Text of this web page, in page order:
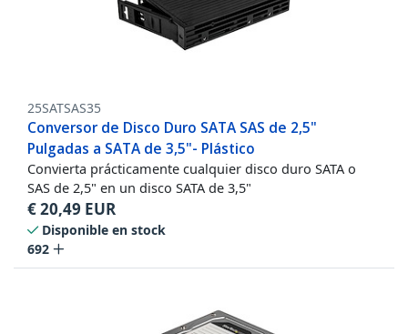
25SATSAS35
Conversor de Disco Duro SATA SAS de 2,5"
Pulgadas a SATA de 3,5"- Plástico
Convierta prácticamente cualquier disco duro SATA o
SAS de 2,5" en un disco SATA de 3,5"
€20,49 EUR
Disponible en stock
692